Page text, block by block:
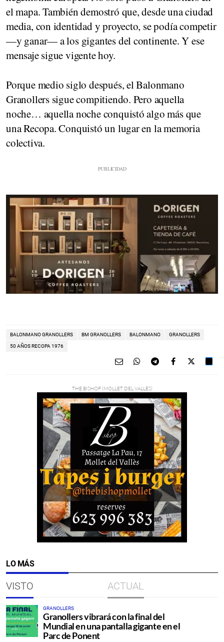
el mapa. También demostró que, desde una ciudad
media, con identidad y proyecto, se podía competir
—y ganar— a los gigantes del continente. Y ese
mensaje sigue vigente hoy.
Porque medio siglo después, el Balonmano
Granollers sigue compitiendo. Pero aquella
noche… aquella noche conquistó algo más que
una Recopa. Conquistó un lugar en la memoria
colectiva.
BALONMANO GRANOLLERS BM GRANOLLERS BALONMANO GRANOLLERS
50 AÑOS RECOPA 1976
LO MÁS
VISTO ACTUAL
GRANOLLERS
Granollers vibrará con la final del
Mundial en una pantalla gigante en el
Parc de Ponent